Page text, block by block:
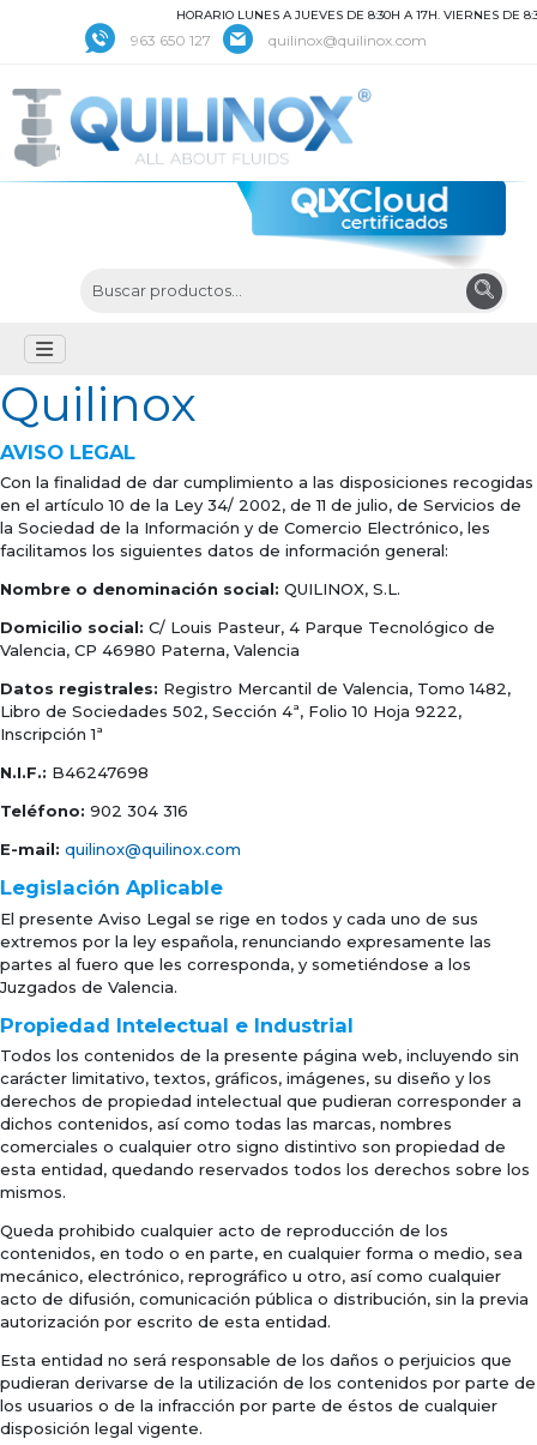
HORARIO LUNES A JUEVES DE 8:30H A 17H. VIERNES DE 8:30
963 650 127 quilinox@quilinox.com
Quilinox
AVISO LEGAL
Con la finalidad de dar cumplimiento a las disposiciones recogidas
en el artículo 10 de la Ley 34/ 2002, de 11 de julio, de Servicios de
la Sociedad de la Información y de Comercio Electrónico, les
facilitamos los siguientes datos de información general:
Nombre o denominación social: QUILINOX, S.L.
Domicilio social: C/ Louis Pasteur, 4 Parque Tecnológico de
Valencia, CP 46980 Paterna, Valencia
Datos registrales: Registro Mercantil de Valencia, Tomo 1482,
Libro de Sociedades 502, Sección 4ª, Folio 10 Hoja 9222,
Inscripción 1ª
N.I.F.: B46247698
Teléfono: 902 304 316
E-mail: quilinox@quilinox.com
Legislación Aplicable
El presente Aviso Legal se rige en todos y cada uno de sus
extremos por la ley española, renunciando expresamente las
partes al fuero que les corresponda, y sometiéndose a los
Juzgados de Valencia.
Propiedad Intelectual e Industrial
Todos los contenidos de la presente página web, incluyendo sin
carácter limitativo, textos, gráficos, imágenes, su diseño y los
derechos de propiedad intelectual que pudieran corresponder a
dichos contenidos, así como todas las marcas, nombres
comerciales o cualquier otro signo distintivo son propiedad de
esta entidad, quedando reservados todos los derechos sobre los
mismos.
Queda prohibido cualquier acto de reproducción de los
contenidos, en todo o en parte, en cualquier forma o medio, sea
mecánico, electrónico, reprográfico u otro, así como cualquier
acto de difusión, comunicación pública o distribución, sin la previa
autorización por escrito de esta entidad.
Esta entidad no será responsable de los daños o perjuicios que
pudieran derivarse de la utilización de los contenidos por parte de
los usuarios o de la infracción por parte de éstos de cualquier
disposición legal vigente.